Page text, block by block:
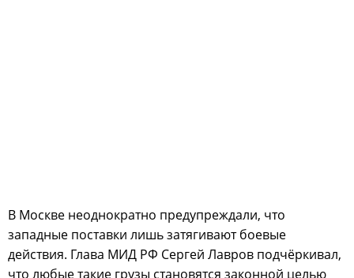
В Москве неоднократно предупреждали, что
западные поставки лишь затягивают боевые
действия. Глава МИД РФ Сергей Лавров подчёркивал,
что любые такие грузы становятся законной целью